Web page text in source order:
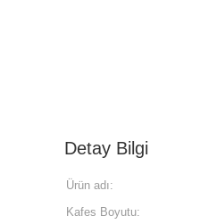
Detay Bilgi
Ürün adı:
Kafes Boyutu: